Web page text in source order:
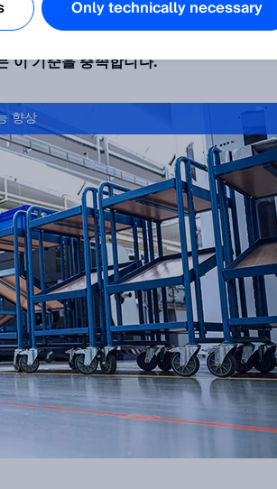
고 있습니다. 중소기업이 국제 경쟁력을
이 기준을 충족합니다.
향상
Only technically necessary